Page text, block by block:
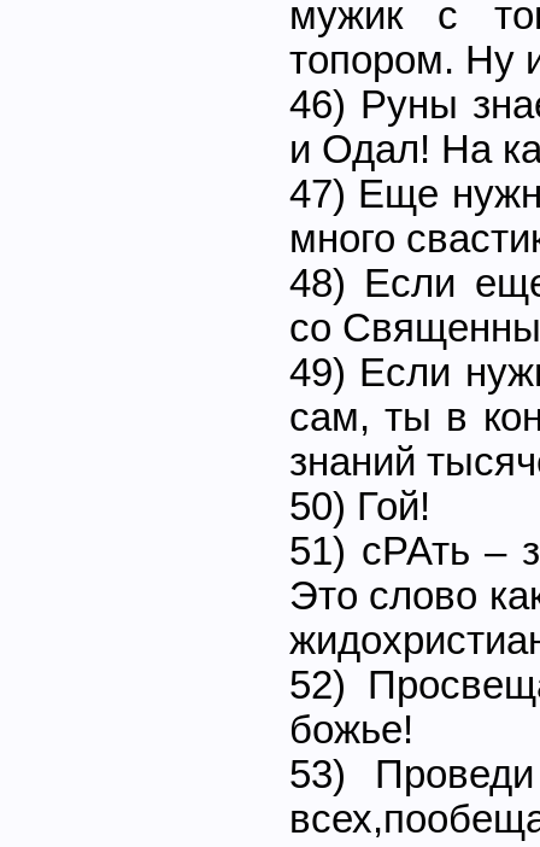
мужик с
топором. Ну
46) Руны
и Одал! На
47) Еще
много
48) Если
со
49) Если
сам, ты в
знаний
50) Гой!
51) сРАть –
Это слово
52)
божье!
53)